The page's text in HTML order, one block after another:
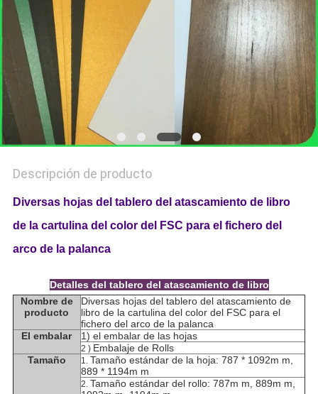
POLÍTICA
DE
PRIVACIDAD
Descripción de producto
Diversas hojas del tablero del atascamiento de libro
de la cartulina del color del FSC para el fichero del
arco de la palanca
Detalles del tablero del atascamiento de libro
Nombre de
producto
Diversas hojas del tablero del atascamiento de
libro de la cartulina del color del FSC para el
fichero del arco de la palanca
El embalar
1) el embalar de las hojas
2 ) Embalaje de Rolls
Tamaño
1. Tamaño estándar de la hoja: 787 * 1092m m,
889 * 1194m m
2. Tamaño estándar del rollo: 787m m, 889m m,